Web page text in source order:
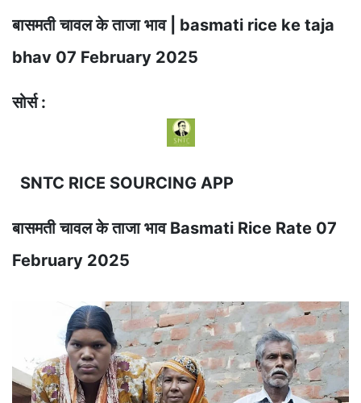
बासमती चावल के ताजा भाव | basmati rice ke taja
bhav 07 February 2025
सोर्स :
SNTC RICE SOURCING APP
बासमती चावल के ताजा भाव Basmati Rice Rate 07
February 2025